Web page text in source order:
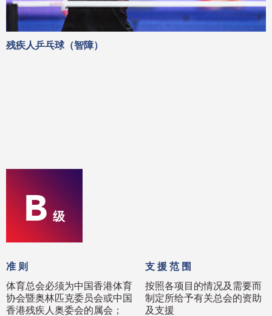
残疾人乒乓球（智障）
B 级
准 则
体育总会必须为中国香港体育
协会暨奥林匹克委员会或中国
香港残疾人奥委会的属会；
支 援 范 围
按照各项目的情况及需要而
制定所给予有关总会的资助
及支援